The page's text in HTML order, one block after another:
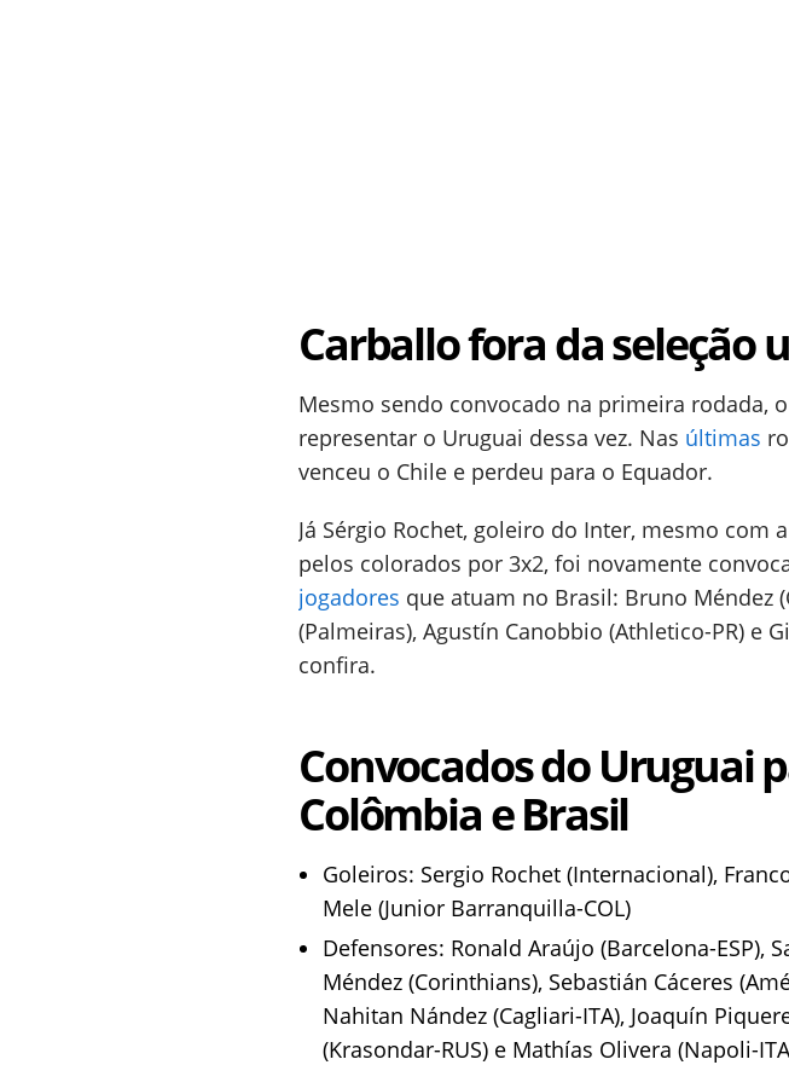
Carballo fora da seleção
Mesmo sendo convocado na primeira rodada,
representar o Uruguai dessa vez. Nas últimas
venceu o Chile e perdeu para o Equador.
Já Sérgio Rochet, goleiro do Inter, mesmo com
pelos colorados por 3x2, foi novamente
jogadores que atuam no Brasil: Bruno Méndez
(Palmeiras), Agustín Canobbio (Athletico-PR) e
confira.
Convocados do Uruguai
Colômbia e Brasil
Goleiros: Sergio Rochet (Internacional),
Mele (Junior Barranquilla-COL)
Defensores: Ronald Araújo (Barcelona-ESP),
Méndez (Corinthians), Sebastián Cáceres
Nahitan Nández (Cagliari-ITA), Joaquín
(Krasondar-RUS) e Mathías Olivera (Napoli-